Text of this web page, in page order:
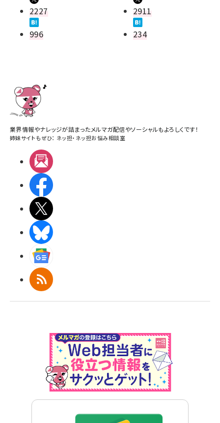
2227
996
2911
234
業界情報やナレッジが詰まったメルマガ配信やソーシャルもよろしくです！
姉妹サイトもぜひ： ネッ担・ ネッ担お悩み相談室
RSS